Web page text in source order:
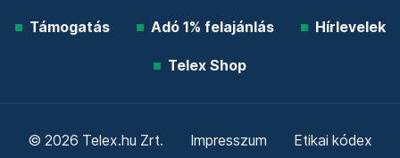
Támogatás Adó 1% felajánlás Hírlevelek
Telex Shop
© 2026 Telex.hu Zrt. Impresszum Etikai kódex